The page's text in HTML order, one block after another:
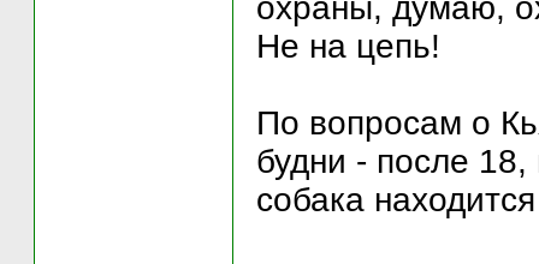
охраны, думаю,
Не на цепь!
По вопросам о
будни - после
собака